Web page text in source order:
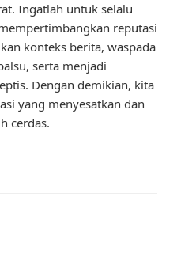
Ingatlah untuk selalu
reputasi
konteks berita, waspada
serta menjadi
Dengan demikian, kita
yang menyesatkan dan
cerdas.